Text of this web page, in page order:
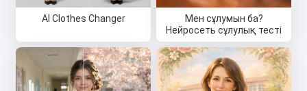
AI Clothes Changer
Мен сұлумын ба?
Нейросеть сұлулық тесті